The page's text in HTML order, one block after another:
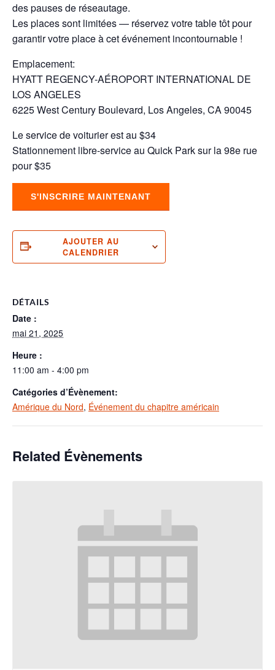
des pauses de réseautage.
Les places sont limitées — réservez votre table tôt pour
garantir votre place à cet événement incontournable !
Emplacement:
HYATT REGENCY-AÉROPORT INTERNATIONAL DE
LOS ANGELES
6225 West Century Boulevard, Los Angeles, CA 90045
Le service de voiturier est au $34
Stationnement libre-service au Quick Park sur la 98e rue
pour $35
S'INSCRIRE MAINTENANT
AJOUTER AU
CALENDRIER
DÉTAILS
Date :
mai 21, 2025
Heure :
11:00 am - 4:00 pm
Catégories d’Évènement:
Amérique du Nord, Événement du chapitre américain
Related Évènements